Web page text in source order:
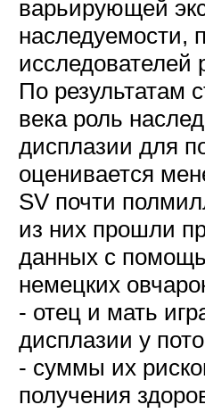
варьирующей
наследуемости,
исследователей
По результатам
века роль
дисплазии для
оценивается
SV почти
из них прошли
данных с
немецких
- отец и мать
дисплазии у
- суммы их
получения